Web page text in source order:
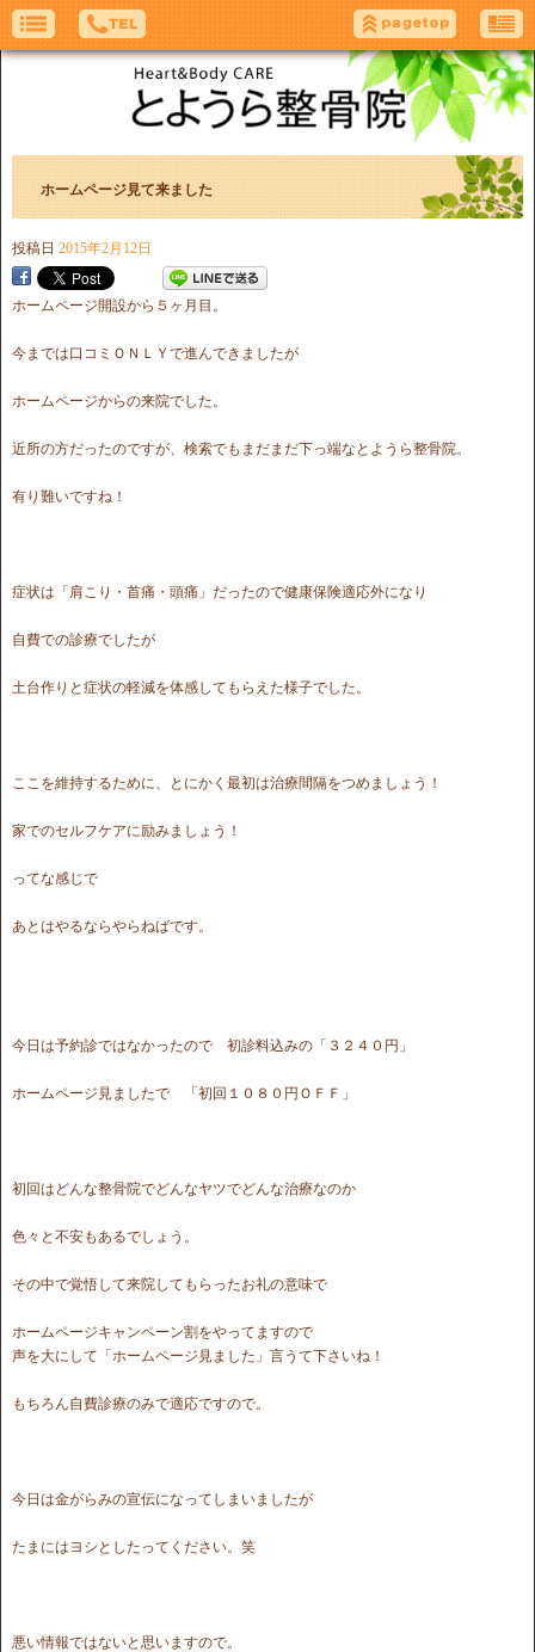
ホームページ見て来ました
投稿日 2015年2月12日
ホームページ開設から５ヶ月目。
今までは口コミＯＮＬＹで進んできましたが
ホームページからの来院でした。
近所の方だったのですが、検索でもまだまだ下っ端なとようら整骨院。
有り難いですね！
症状は「肩こり・首痛・頭痛」だったので健康保険適応外になり
自費での診療でしたが
土台作りと症状の軽減を体感してもらえた様子でした。
ここを維持するために、とにかく最初は治療間隔をつめましょう！
家でのセルフケアに励みましょう！
ってな感じで
あとはやるならやらねばです。
今日は予約診ではなかったので 初診料込みの「３２４０円」
ホームページ見ましたで 「初回１０８０円ＯＦＦ」
初回はどんな整骨院でどんなヤツでどんな治療なのか
色々と不安もあるでしょう。
その中で覚悟して来院してもらったお礼の意味で
ホームページキャンペーン割をやってますので
声を大にして「ホームページ見ました」言うて下さいね！
もちろん自費診療のみで適応ですので。
今日は金がらみの宣伝になってしまいましたが
たまにはヨシとしたってください。笑
悪い情報ではないと思いますので。